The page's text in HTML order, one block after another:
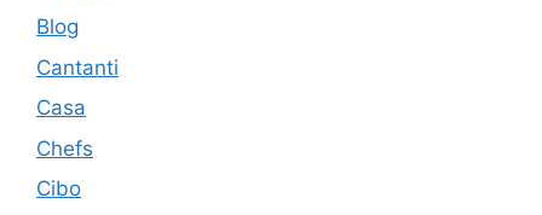
Blog
Cantanti
Casa
Chefs
Cibo